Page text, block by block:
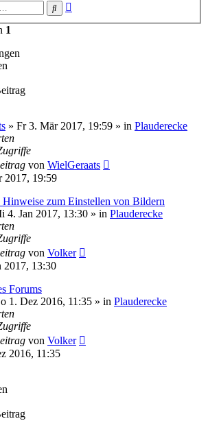
Suche
1
» Fr 3. Mär 2017, 19:59 » in Plauderecke
von WielGeraats
2017, 19:59
Hinweise zum Einstellen von Bildern
4. Jan 2017, 13:30 » in Plauderecke
von Volker
2017, 13:30
Forums
1. Dez 2016, 11:35 » in Plauderecke
von Volker
2016, 11:35